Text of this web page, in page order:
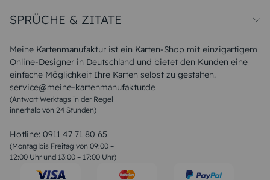
Meine Kartenmanufaktur ist ein Karten-Shop mit einzigartigem
Online-Designer in Deutschland und bietet den Kunden eine
einfache Möglichkeit Ihre Karten selbst zu gestalten.
service@meine-kartenmanufaktur.de
(Antwort Werktags in der Regel
innerhalb von 24 Stunden)
Hotline: 0911 47 71 80 65
(Montag bis Freitag von 09:00 –
12:00 Uhr und 13:00 – 17:00 Uhr)
Unsere Produktion
Magazin
FAQ
Widerrufsbelehrung
SPRÜCHE & ZITATE
Liebeskummer Sprüche
Sommer Sprüche
Muttertagssprüche
Sprüche zur Hochzeit
Sprüche zur Konfirmation & Kommunion
Weihnachtsgedichte
Liebessprüche
Geburtstagssprüche
Trauersprüche
Konfirmation Glückwünsche